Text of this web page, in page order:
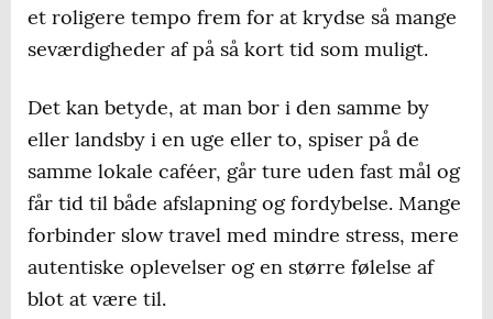
et roligere tempo frem for at krydse så mange
seværdigheder af på så kort tid som muligt.
Det kan betyde, at man bor i den samme by
eller landsby i en uge eller to, spiser på de
samme lokale caféer, går ture uden fast mål og
får tid til både afslapning og fordybelse. Mange
forbinder slow travel med mindre stress, mere
autentiske oplevelser og en større følelse af
blot at være til.